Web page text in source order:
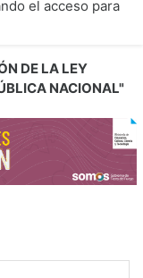
DE LA LEY
NACIONAL"
el acceso para